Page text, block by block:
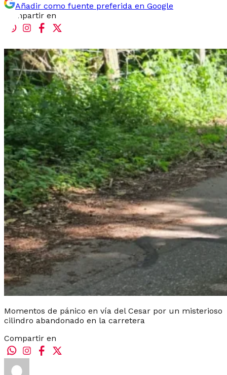
Añadir como fuente preferida en Google
Compartir en
Momentos de pánico en vía del Cesar por un misterioso
cilindro abandonado en la carretera
Compartir en